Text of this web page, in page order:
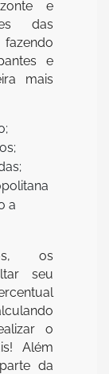
e
das
e
mais
a
os
seu
o
Além
da